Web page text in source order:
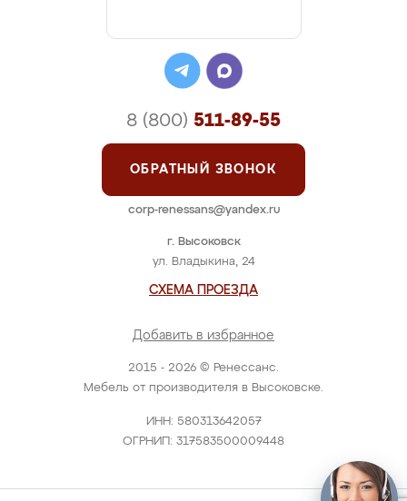
2015 - 2026 © Ренессанс.
Мебель от производителя в Высоковске.
ИНН: 580313642057
ОГРНИП: 317583500009448
г. Высоковск
ул. Владыкина, 24
СХЕМА ПРОЕЗДА
Добавить в избранное
8 (800) 511-89-55
ОБРАТНЫЙ ЗВОНОК
corp-renessans@yandex.ru